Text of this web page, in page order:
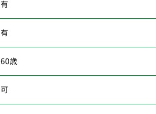
有
有
60歳
可